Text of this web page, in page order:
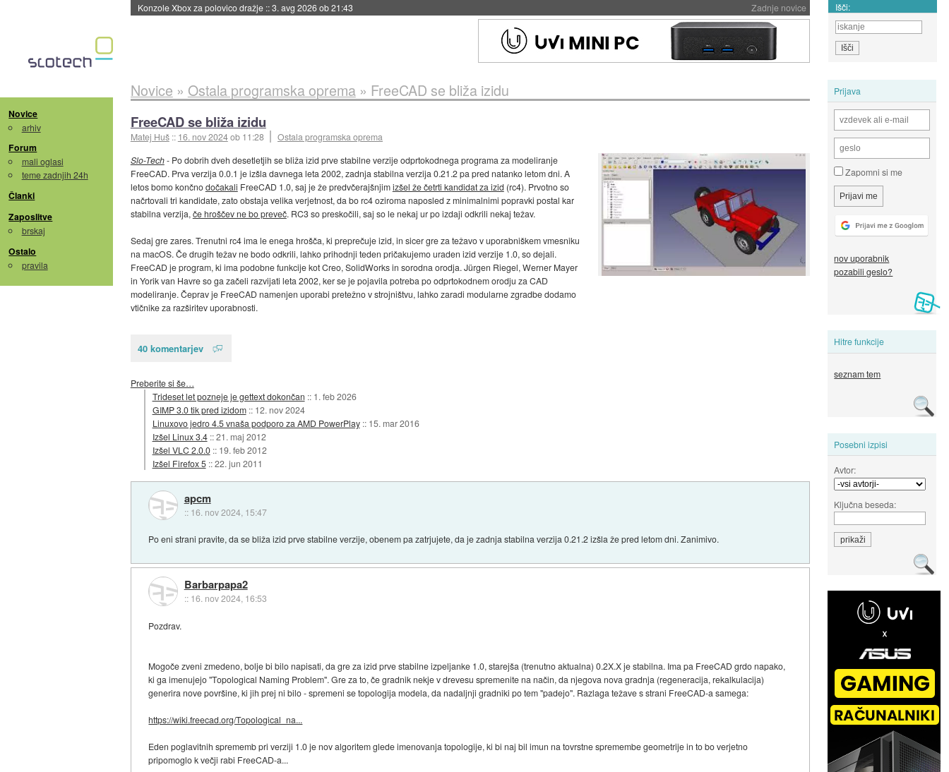
Zadnje novice
Konzole Xbox za polovico dražje ::3. avg 2026 ob 21:43 Išči:
Novice
arhiv
Forum
mali oglasi
teme zadnjih 24h
Članki
Zaposlitve
brskaj
Ostalo
pravila
Prijava
Zapomni si me
nov uporabnik
pozabili geslo?
Hitre funkcije
seznam tem
Posebni izpisi
Avtor:
Ključna beseda:
Novice » Ostala programska oprema» FreeCAD se bliža izidu
FreeCAD se bliža izidu
Matej Huš :: 16. nov 2024ob 11:28
Ostala programska oprema
Slo-Tech- Po dobrih dveh desetletjih se bliža izid prve stabilne verzije odprtokodnega programa za modeliranje
FreeCAD. Prva verzija 0.0.1 je izšla davnega leta 2002, zadnja stabilna verzija 0.21.2 pa pred natanko letom dni. A
letos bomo končnodočakali FreeCAD 1.0, saj je že predvčerajšnjimizšel že četrti kandidat za izid (rc4). Prvotno so
načrtovali tri kandidate, zato obstaja velika verjetnost, da bo rc4 oziroma naposled z minimalnimi popravki postal kar
stabilna verzija, če hroščev ne bo preveč. RC3 so preskočili, saj so le nekaj ur po izdaji odkrili nekaj težav.
Sedaj gre zares. Trenutni rc4 ima le enega hrošča, ki preprečuje izid, in sicer gre za težavo v uporabniškem vmesniku
na macOS. Če drugih težav ne bodo odkrili, lahko prihodnji teden pričakujemo uraden izid verzije 1.0, so dejali.
FreeCAD je program, ki ima podobne funkcije kot Creo, SolidWorks in sorodna orodja. Jürgen Riegel, Werner Mayer
in Yorik van Havre so ga začeli razvijati leta 2002, ker se je pojavila potreba po odprtokodnem orodju za CAD
modeliranje. Čeprav je FreeCAD namenjen uporabi pretežno v strojništvu, lahko zaradi modularne zgradbe dodamo
vtičnike za razširitev uporabnosti.
40 komentarjev
Preberite si še…
Trideset let pozneje je gettext dokončan :: 1. feb 2026
GIMP 3.0 tik pred izidom :: 12. nov 2024
Linuxovo jedro 4.5 vnaša podporo za AMD PowerPlay :: 15. mar 2016
Izšel Linux 3.4 ::21. maj 2012
Izšel VLC 2.0.0 :: 19. feb 2012
Izšel Firefox 5 ::22. jun 2011
apcm
:: 16. nov 2024, 15:47
Po eni strani pravite, da se bliža izid prve stabilne verzije, obenem pa zatrjujete, da je zadnja stabilna verzija 0.21.2 izšla že pred letom dni. Zanimivo.
Barbarpapa2
:: 16. nov 2024, 16:53
Pozdrav.
Mogoče zveni zmedeno, bolje bi bilo napisati, da gre za izid prve stabilne izpeljanke 1.0, starejša (trenutno aktualna) 0.2X.X je stabilna. Ima pa FreeCAD grdo napako,
ki ga imenujejo "Topological Naming Problem". Gre za to, če gradnik nekje v drevesu spremenite na način, da njegova nova gradnja (regeneracija, rekalkulacija)
generira nove površine, ki jih prej ni bilo - spremeni se topologija modela, da nadaljnji gradniki po tem "padejo". Razlaga težave s strani FreeCAD-a samega:
https://wiki.freecad.org/Topological_na...
Eden poglavitnih sprememb pri verziji 1.0 je nov algoritem glede imenovanja topologije, ki bi naj bil imun na tovrstne spremembe geometrije in to bo verjetno
pripomoglo k večji rabi FreeCAD-a...